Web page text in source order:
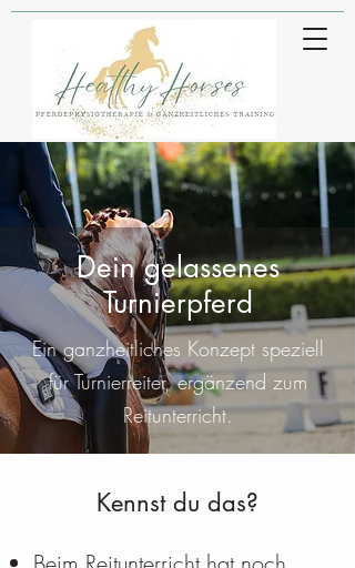
Dein gelassenes
Turnierpferd
Ein ganzheitliches Konzept speziell
für Turnierreiter, ergänzend zum
Reitunterricht.
Kennstdu das?